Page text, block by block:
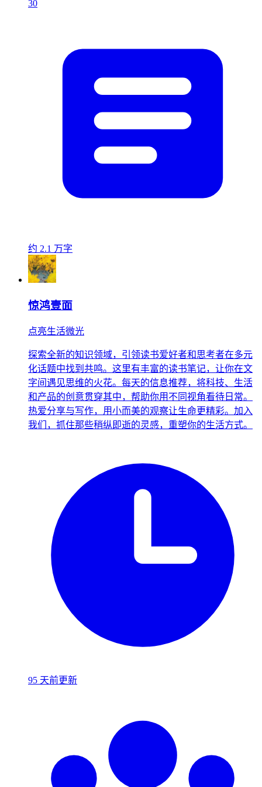
30
约 2.1 万字
惊鸿壹面
点亮生活微光
探索全新的知识领域，引领读书爱好者和思考者在多元
化话题中找到共鸣。这里有丰富的读书笔记，让你在文
字间遇见思维的火花。每天的信息推荐，将科技、生活
和产品的创意贯穿其中，帮助你用不同视角看待日常。
热爱分享与写作，用小而美的观察让生命更精彩。加入
我们，抓住那些稍纵即逝的灵感，重塑你的生活方式。
95 天前更新